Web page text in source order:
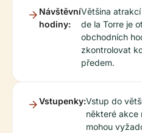
Návštěvní
hodiny:
Většina
de la Torre je
obchodních
zkontrolovat
předem.
Vstupenky:Vstup do
některé akce
mohou